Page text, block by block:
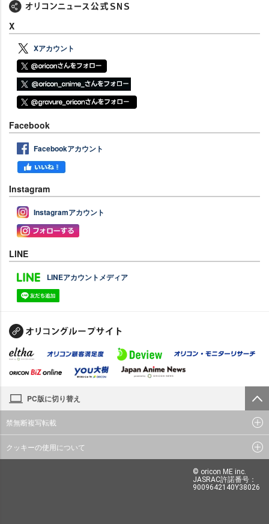
X
Xアカウント
Facebook
Facebookアカウント
Instagram
Instagramアカウント
LINE
LINEアカウントメディア
PC版に切り替え
禁無断複写転載
クッキーの使用について
© oricon ME inc.
JASRAC許諾番号：
9009642140Y38026